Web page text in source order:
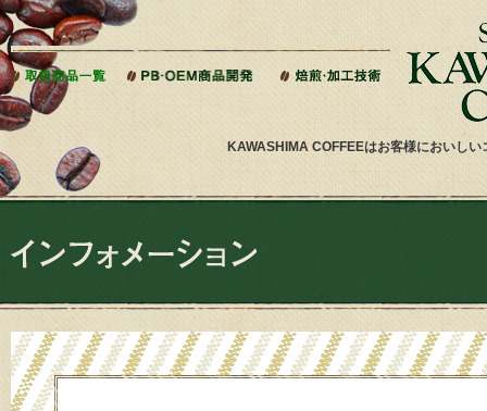
KAWASHIMA COFFEEはお客様においし
本文へジャンプ